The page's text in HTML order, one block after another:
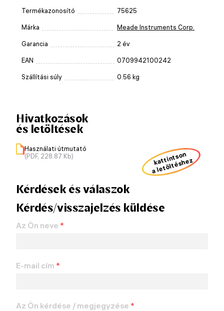
Termékazonosító 75625
Márka Meade Instruments Corp.
Garancia 2 év
EAN 0709942100242
Szállítási súly 0.56 kg
Hivatkozások
és letöltések
Használati útmutató
(PDF, 228.87 Kb)
kattintson
a letöltéshez
Kérdések és válaszok
Kérdés/visszajelzés küldése
Az Ön neve *
E-mail cím *
Az Ön kérdése / megjegyzése *